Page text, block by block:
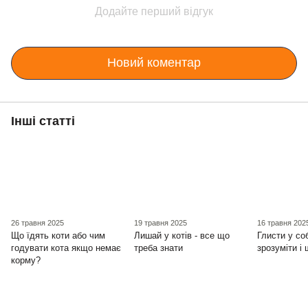
Додайте перший відгук
Новий коментар
Інші статті
26 травня 2025
Що їдять коти або чим
годувати кота якщо немає
корму?
19 травня 2025
Лишай у котів - все що
треба знати
16 травня
Глисти у
зрозуміти